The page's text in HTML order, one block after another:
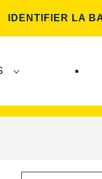
IDENTIFIER LA